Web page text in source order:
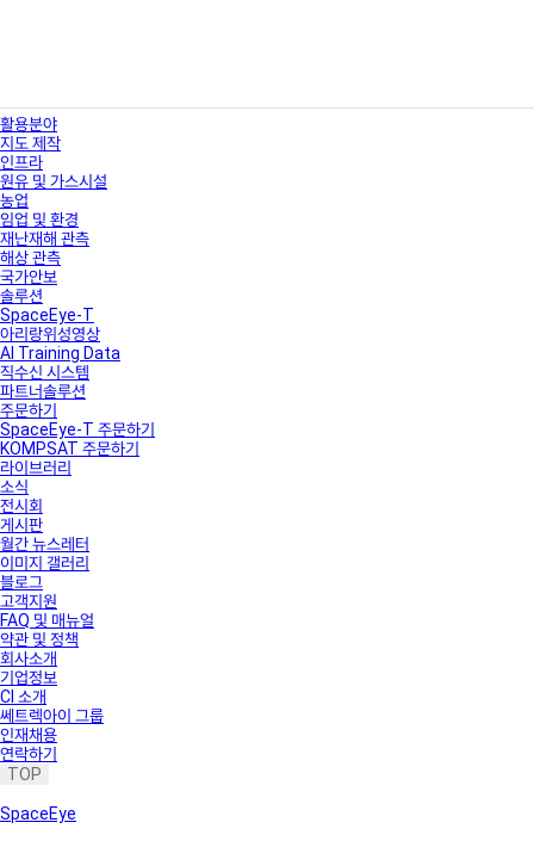
활용분야
지도 제작
인프라
원유 및 가스시설
농업
임업 및 환경
재난재해 관측
해상 관측
국가안보
솔루션
SpaceEye-T
아리랑위성영상
AI Training Data
직수신 시스템
파트너솔루션
주문하기
SpaceEye-T 주문하기
KOMPSAT 주문하기
라이브러리
소식
전시회
게시판
월간 뉴스레터
이미지 갤러리
블로그
고객지원
FAQ 및 매뉴얼
약관 및 정책
회사소개
기업정보
CI 소개
쎄트렉아이 그룹
인재채용
연락하기
TOP
SpaceEye